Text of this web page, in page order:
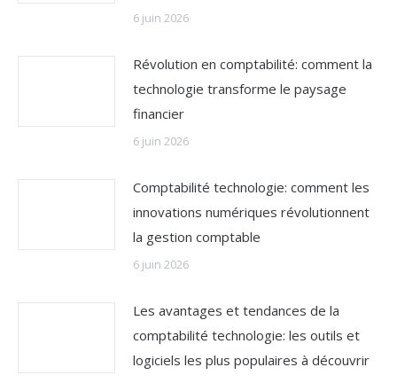
6 juin 2026
Révolution en comptabilité: comment la
technologie transforme le paysage
financier
6 juin 2026
Comptabilité technologie: comment les
innovations numériques révolutionnent
la gestion comptable
6 juin 2026
Les avantages et tendances de la
comptabilité technologie: les outils et
logiciels les plus populaires à découvrir